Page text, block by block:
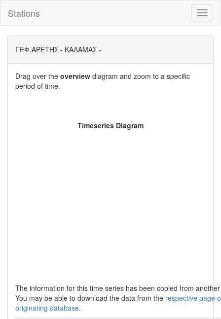
Stations
ΓΕΦ.ΑΡΕΤΗΣ - ΚΑΛΑΜΑΣ -
Drag over the overview diagram and zoom to a specific
period of time.
Timeseries Diagram
The information for this time series has been copied from
You may be able to download the data from the respective page
originating database.